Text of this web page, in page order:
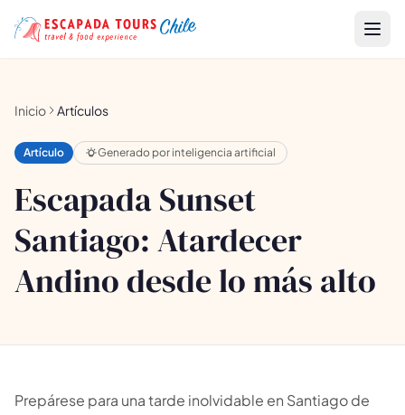
Inicio Artículos
Artículo Generado por inteligencia artificial
Escapada Sunset
Santiago: Atardecer
Andino desde lo más alto
Prepárese para una tarde inolvidable en Santiago de